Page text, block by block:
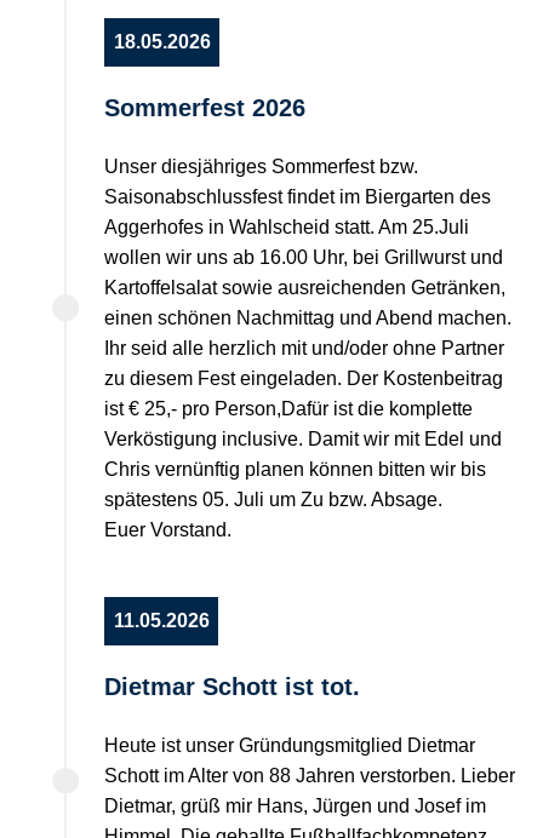
18.05.2026
Sommerfest 2026
Unser diesjähriges Sommerfest bzw.
Saisonabschlussfest findet im Biergarten des
Aggerhofes in Wahlscheid statt. Am 25.Juli
wollen wir uns ab 16.00 Uhr, bei Grillwurst und
Kartoffelsalat sowie ausreichenden Getränken,
einen schönen Nachmittag und Abend machen.
Ihr seid alle herzlich mit und/oder ohne Partner
zu diesem Fest eingeladen. Der Kostenbeitrag
ist € 25,- pro Person,Dafür ist die komplette
Verköstigung inclusive. Damit wir mit Edel und
Chris vernünftig planen können bitten wir bis
spätestens 05. Juli um Zu bzw. Absage.
Euer Vorstand.
11.05.2026
Dietmar Schott ist tot.
Heute ist unser Gründungsmitglied Dietmar
Schott im Alter von 88 Jahren verstorben. Lieber
Dietmar, grüß mir Hans, Jürgen und Josef im